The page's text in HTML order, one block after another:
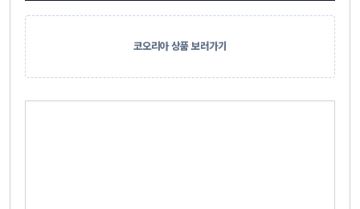
코오리아 상품 보러가기